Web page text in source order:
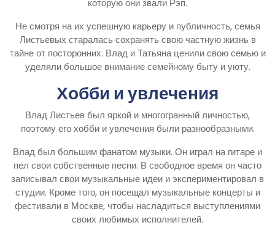
Не смотря на их успешную карьеру и публичность, семья
Листьевых старалась сохранять свою частную жизнь в
тайне от посторонних. Влад и Татьяна ценили свою семью и
уделяли большое внимание семейному быту и уюту.
Хобби и увлечения
Влад Листьев был яркой и многогранный личностью,
поэтому его хобби и увлечения были разнообразными.
Влад был большим фанатом музыки. Он играл на гитаре и
пел свои собственные песни. В свободное время он часто
записывал свои музыкальные идеи и экспериментировал в
студии. Кроме того, он посещал музыкальные концерты и
фестивали в Москве, чтобы насладиться выступлениями
своих любимых исполнителей.